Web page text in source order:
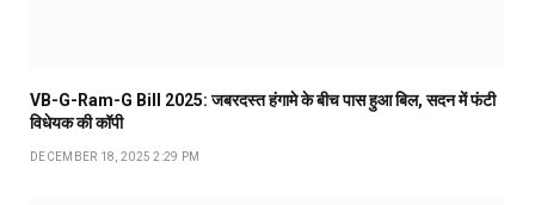
VB-G-Ram-G Bill 2025: जबरदस्त हंगामे के बीच पास हुआ बिल, सदन में फंटी
विधेयक की कॉपी
DECEMBER 18, 2025 2:29 PM